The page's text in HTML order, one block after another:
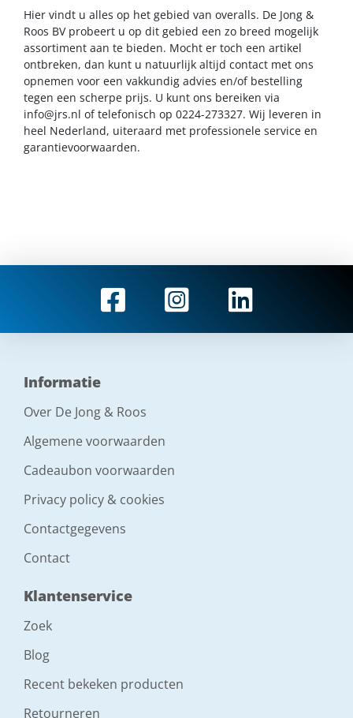
Hier vindt u alles op het gebied van overalls. De Jong &
Roos BV probeert u op dit gebied een zo breed mogelijk
assortiment aan te bieden. Mocht er toch een artikel
ontbreken, dan kunt u natuurlijk altijd contact met ons
opnemen voor een vakkundig advies en/of bestelling
tegen een scherpe prijs. U kunt ons bereiken via
info@jrs.nl of telefonisch op 0224-273327. Wij leveren in
heel Nederland, uiteraard met professionele service en
garantievoorwaarden.
Informatie
Over De Jong & Roos
Algemene voorwaarden
Cadeaubon voorwaarden
Privacy policy & cookies
Contactgegevens
Contact
Klantenservice
Zoek
Blog
Recent bekeken producten
Retourneren